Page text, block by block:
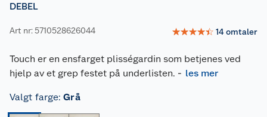
DEBEL
Art nr: 5710528626044 ☆☆☆☆☆ 14omtaler
Touch er en ensfarget plisségardin som betjenes ved
hjelp av et grep festet på underlisten. - les mer
Valgt farge: Grå